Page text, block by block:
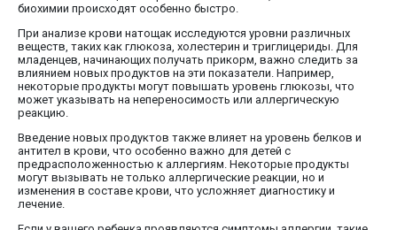
биохимии происходят особенно быстро.
При анализе крови натощак исследуются уровни различных
веществ, таких как глюкоза, холестерин и триглицериды. Для
младенцев, начинающих получать прикорм, важно следить за
влиянием новых продуктов на эти показатели. Например,
некоторые продукты могут повышать уровень глюкозы, что
может указывать на непереносимость или аллергическую
реакцию.
Введение новых продуктов также влияет на уровень белков и
антител в крови, что особенно важно для детей с
предрасположенностью к аллергиям. Некоторые продукты
могут вызывать не только аллергические реакции, но и
изменения в составе крови, что усложняет диагностику и
лечение.